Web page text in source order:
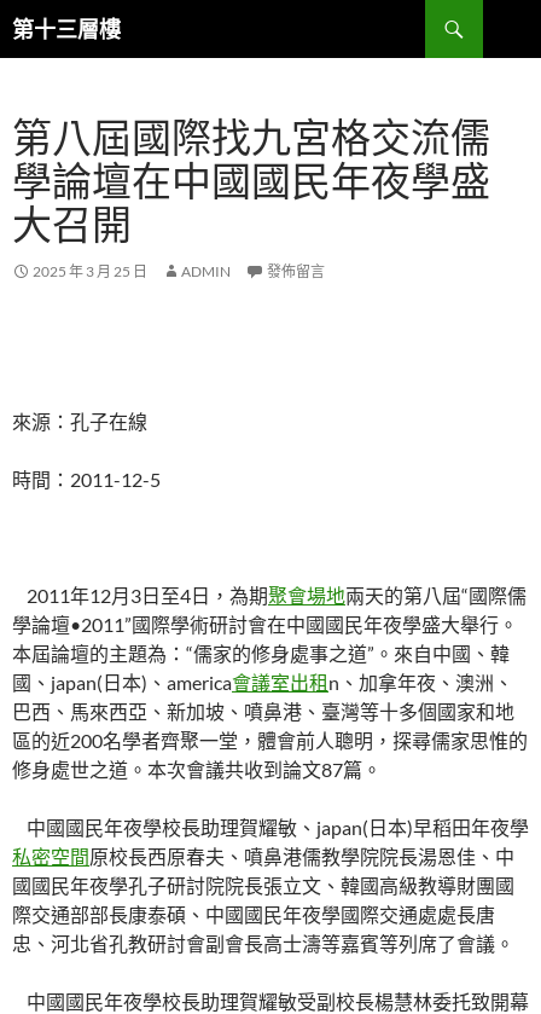
跳
至
內
容
第十三層樓
搜
尋
第八屆國際找九宮格交流儒
學論壇在中國國民年夜學盛
大召開
2025 年 3 月 25 日 ADMIN 發佈留言
來源：孔子在線
時間：2011-12-5
2011年12月3日至4日，為期聚會場地兩天的第八屆“國際儒
學論壇•2011”國際學術研討會在中國國民年夜學盛大舉行。
本屆論壇的主題為：“儒家的修身處事之道”。來自中國、韓
國、japan(日本)、america會議室出租n、加拿年夜、澳洲、
巴西、馬來西亞、新加坡、噴鼻港、臺灣等十多個國家和地
區的近200名學者齊聚一堂，體會前人聰明，探尋儒家思惟的
修身處世之道。本次會議共收到論文87篇。
中國國民年夜學校長助理賀耀敏、japan(日本)早稻田年夜學
私密空間原校長西原春夫、噴鼻港儒教學院院長湯恩佳、中
國國民年夜學孔子研討院院長張立文、韓國高級教導財團國
際交通部部長康泰碩、中國國民年夜學國際交通處處長唐
忠、河北省孔教研討會副會長高士濤等嘉賓等列席了會議。
中國國民年夜學校長助理賀耀敏受副校長楊慧林委托致開幕